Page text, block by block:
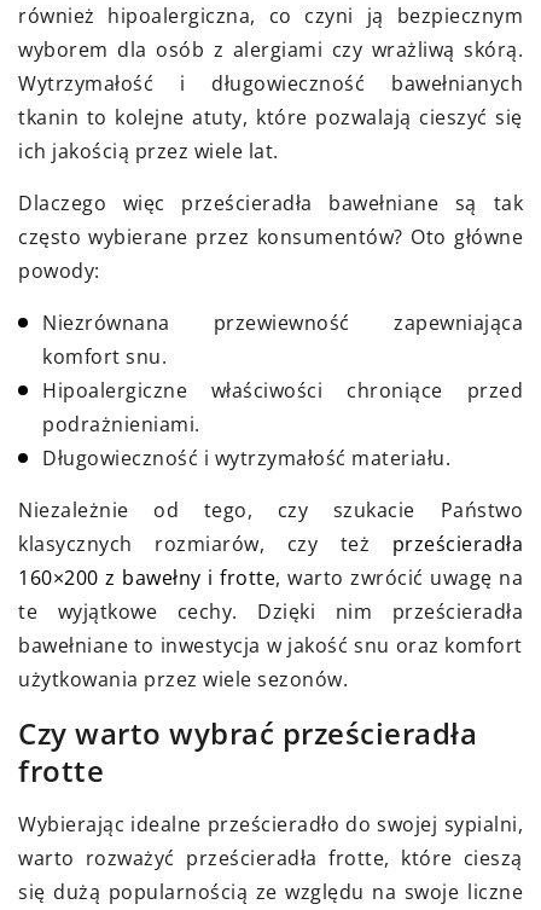
również hipoalergiczna, co czyni ją bezpiecznym
wyborem dla osób z alergiami czy wrażliwą skórą.
Wytrzymałość i długowieczność bawełnianych
tkanin to kolejne atuty, które pozwalają cieszyć się
ich jakością przez wiele lat.
Dlaczego więc prześcieradła bawełniane są tak
często wybierane przez konsumentów? Oto główne
powody:
Niezrównana przewiewność zapewniająca
komfort snu.
Hipoalergiczne właściwości chroniące przed
podrażnieniami.
Długowieczność i wytrzymałość materiału.
Niezależnie od tego, czy szukacie Państwo
klasycznych rozmiarów, czy też prześcieradła
160×200 z bawełny i frotte, warto zwrócić uwagę na
te wyjątkowe cechy. Dzięki nim prześcieradła
bawełniane to inwestycja w jakość snu oraz komfort
użytkowania przez wiele sezonów.
Czy warto wybrać prześcieradła
frotte
Wybierając idealne prześcieradło do swojej sypialni,
warto rozważyć prześcieradła frotte, które cieszą
się dużą popularnością ze względu na swoje liczne